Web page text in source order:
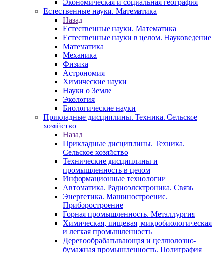
Экономическая и социальная география
Естественные науки. Математика
Назад
Естественные науки. Математика
Естественные науки в целом. Науковедение
Математика
Механика
Физика
Астрономия
Химические науки
Науки о Земле
Экология
Биологические науки
Прикладные дисциплины. Техника. Сельское
хозяйство
Назад
Прикладные дисциплины. Техника.
Сельское хозяйство
Технические дисциплины и
промышленность в целом
Информационные технологии
Автоматика. Радиоэлектроника. Связь
Энергетика. Машиностроение.
Приборостроение
Горная промышленность. Металлургия
Химическая, пищевая, микробиологическая
и легкая промышленность
Деревообрабатывающая и целлюлозно-
бумажная промышленность. Полиграфия